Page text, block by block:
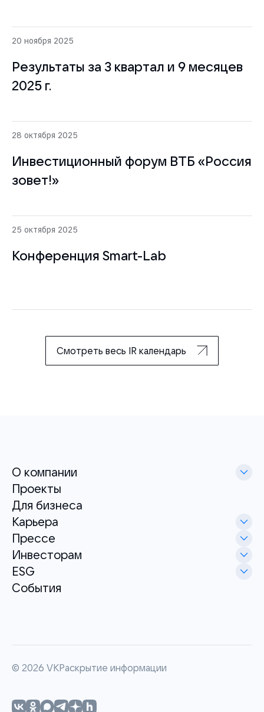
20 ноября 2025
Результаты за 3 квартал и 9 месяцев
2025 г.
28 октября 2025
Инвестиционный форум ВТБ «Россия
зовет!»
25 октября 2025
Конференция Smart-Lab
Смотреть весь IR календарь
О компании
Проекты
Для бизнеса
Карьера
Прессе
Инвесторам
ESG
События
© 2026 VKРаскрытие информации